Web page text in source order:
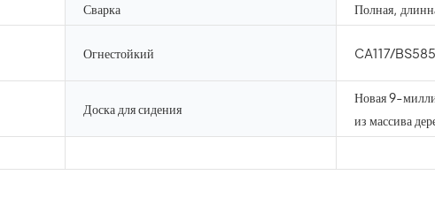
Сварка Полная,
Огнестойкий CA117/
Доска для сидения
Новая 9-
из массива